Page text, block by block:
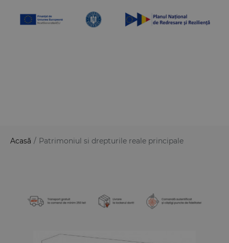
Acasă / Patrimoniul si drepturile reale principale